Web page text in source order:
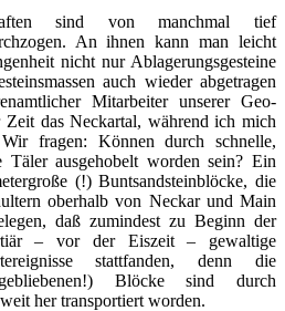
sind von manchmal tief
An ihnen kann man leicht
nicht nur Ablagerungsgesteine
auch wieder abgetragen
Mitarbeiter unserer Geo-
Zeit das Neckartal, während ich mich
fragen: Können durch schnelle,
Täler ausgehobelt worden sein? Ein
(!) Buntsandsteinblöcke, die
oberhalb von Neckar und Main
daß zumindest zu Beginn der
– vor der Eiszeit – gewaltige
stattfanden, denn die
Blöcke sind durch
her transportiert worden.